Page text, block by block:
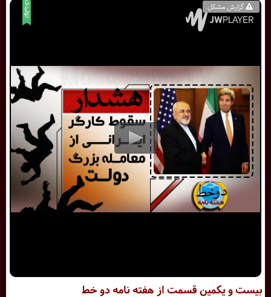
بیست و یکمین قسمت از هفته نامه دو خط
گزارش مشکل